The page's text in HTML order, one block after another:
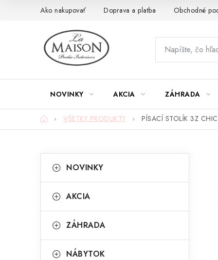
Ako nakupovať Doprava a platba Obchodné
NOVINKY AKCIA ZÁHRADA
DomovVŠETKY PRODUKTY PÍSACÍ STOLÍK 3Z
o
n
ý
kategórie
a
e
ó
NOVINKY
AKCIA
ZÁHRADA
NÁBYTOK